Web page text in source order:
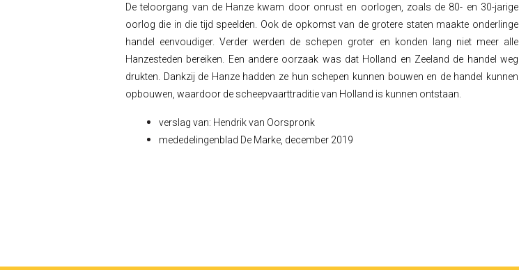
De teloorgang van de Hanze kwam door onrust en oorlogen, zoals de 80- en 30-jarige
oorlog die in die tijd speelden. Ook de opkomst van de grotere staten maakte onderlinge
handel eenvoudiger. Verder werden de schepen groter en konden lang niet meer alle
Hanzesteden bereiken. Een andere oorzaak was dat Holland en Zeeland de handel weg
drukten. Dankzij de Hanze hadden ze hun schepen kunnen bouwen en de handel kunnen
opbouwen, waardoor de scheepvaarttraditie van Holland is kunnen ontstaan.
verslag van: Hendrik van Oorspronk
mededelingenblad De Marke, december 2019